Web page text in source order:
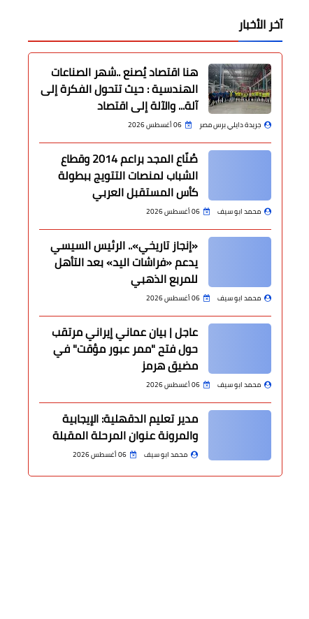
آخر الأخبار
هنا اقتصاد يُصنع ..شهر الصناعات
الهندسية : حيث تتحول الفكرة إلى
آلة... والآلة إلى اقتصاد
جريدة دايلي برس مصر 06 أغسطس 2026
صُنّاع المجد براعم 2014 وقطاع
الشباب لمنصات التتويج ببطولة
كأس المستقبل العربي
محمد ابو سيف 06 أغسطس 2026
«إنجاز تاريخي».. الرئيس السيسي
يدعم «فراشات اليد» بعد التأهل
للمربع الذهبي
محمد ابو سيف 06 أغسطس 2026
عاجل | بيان عماني إيراني مرتقب
حول فتح "ممر عبور مؤقت" في
مضيق هرمز
محمد ابو سيف 06 أغسطس 2026
مدير تعليم الدقهلية: الإيجابية
والمرونة عنوان المرحلة المقبلة
محمد ابو سيف 06 أغسطس 2026